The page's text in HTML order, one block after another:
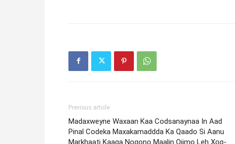
Previous article
Madaxweyne Waxaan Kaa Codsanaynaa In Aad
Pinal Codeka Maxakamaddda Ka Qaado Si Aanu
Markhaati Kaaga Noqono Maalin Qiimo Leh Xog-